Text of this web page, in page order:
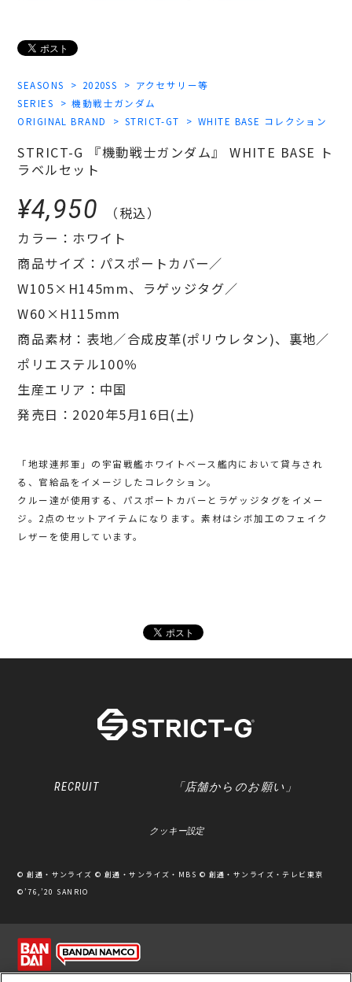
SEASONS 2020SS
アクセサリー等
SERIES
機動戦士ガンダム
ORIGINAL BRAND
STRICT-GT WHITE BASE コレクション
STRICT-G 『機動戦士ガンダム』 WHITE BASE ト
ラベルセット
¥4,950
（税込）
カラー：ホワイト
商品サイズ：パスポートカバー／
W105×H145mm、ラゲッジタグ／
W60×H115mm
商品素材：表地／合成皮革(ポリウレタン)、裏地／
ポリエステル100％
生産エリア：中国
発売日：2020年5月16日(土)
「地球連邦軍」の宇宙戦艦ホワイトベース艦内において貸与され
る、官給品をイメージしたコレクション。
クルー達が使用する、パスポートカバーとラゲッジタグをイメー
ジ。2点のセットアイテムになります。素材はシボ加工のフェイク
レザーを使用しています。
RECRUIT 「店舗からのお願い」
クッキー設定
© 創通・サンライズ © 創通・サンライズ・MBS © 創通・サンライズ・テレビ東京
©’76,’20 SANRIO